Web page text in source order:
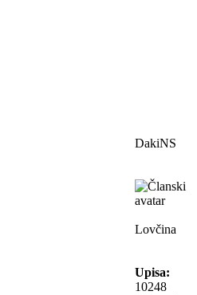
DakiNS
Lovčina
Upisa:
10248